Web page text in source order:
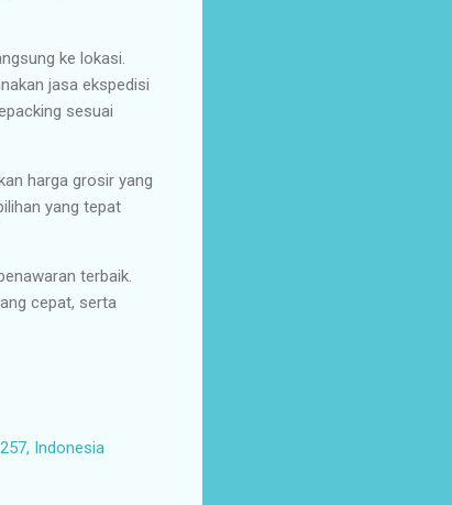
ke lokasi.
jasa ekspedisi
sesuai
harga grosir yang
yang tepat
terbaik.
cepat, serta
Indonesia